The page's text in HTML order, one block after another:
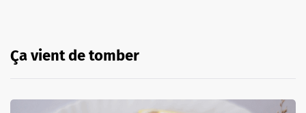
Ça vient de tomber